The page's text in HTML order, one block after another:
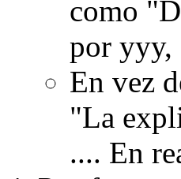
como
por yyy,
En vez
"La
.... En